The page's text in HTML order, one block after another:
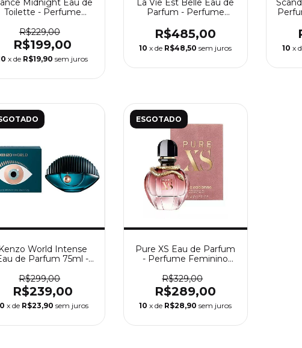
Toilette - Perfume
R$229,00
R$199,00
x de R$19,90 sem juros
Parfum - Perfume
R$485,00
10 x de R$48,50 sem juros 10 x
Kenzo World Intense
de Parfum 75ml -
Kenzo
R$299,00
R$239,00
x de R$23,90 sem juros
ESGOTADO
Pure XS Eau de Parfum
- Perfume Feminino
R$329,00
R$289,00
10 x de R$28,90 sem juros